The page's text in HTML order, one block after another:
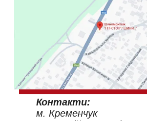
Контакти:
м. Кременчук